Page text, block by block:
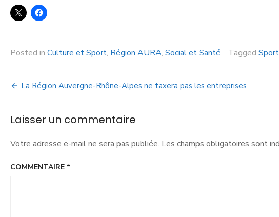
Posted in Culture et Sport, Région AURA, Social et Santé Tagged
La Région Auvergne-Rhône-Alpes ne taxera pas les entreprises
Laisser un commentaire
Votre adresse e-mail ne sera pas publiée. Les champs obligatoires sont
COMMENTAIRE *